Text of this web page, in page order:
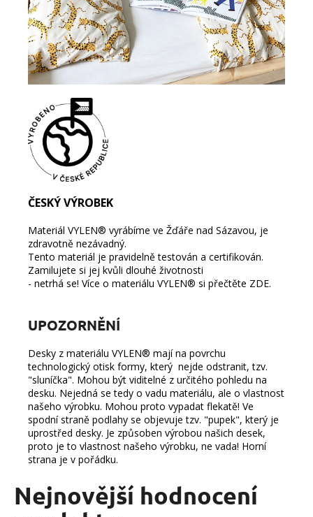
ČESKÝ VÝROBEK
Materiál VYLEN® vyrábíme ve Žďáře nad Sázavou, je
zdravotně nezávadný.
Tento materiál je pravidelně testován a certifikován.
Zamilujete si jej kvůli dlouhé životnosti
- netrhá se! Více o materiálu VYLEN® si přečtěte ZDE.
UPOZORNĚNÍ
Desky z materiálu VYLEN® mají na povrchu
technologický otisk formy, který nejde odstranit, tzv.
"sluníčka". Mohou být viditelné z určitého pohledu na
desku. Nejedná se tedy o vadu materiálu, ale o vlastnost
našeho výrobku. Mohou proto vypadat flekatě! Ve
spodní straně podlahy se objevuje tzv. "pupek", který je
uprostřed desky. Je způsoben výrobou našich desek,
proto je to vlastnost našeho výrobku, ne vada! Horní
strana je v pořádku.
Nejnovější hodnocení